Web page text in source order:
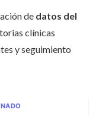
de datos del
clínicas
y seguimiento